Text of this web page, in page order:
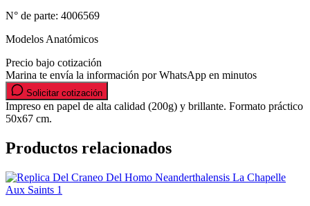
N° de parte: 4006569
Modelos Anatómicos
Precio bajo cotización
Marina te envía la información por WhatsApp en minutos
Solicitar cotización
Impreso en papel de alta calidad (200g) y brillante. Formato práctico
50x67 cm.
Productos relacionados